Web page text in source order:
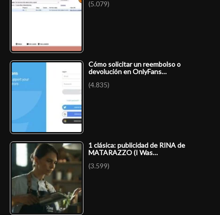
(5.079)
Cómo solicitar un reembolso o
devolución en OnlyFans…
(4.835)
1 clásica: publicidad de RINA de
MATARAZZO (I Was…
(3.599)